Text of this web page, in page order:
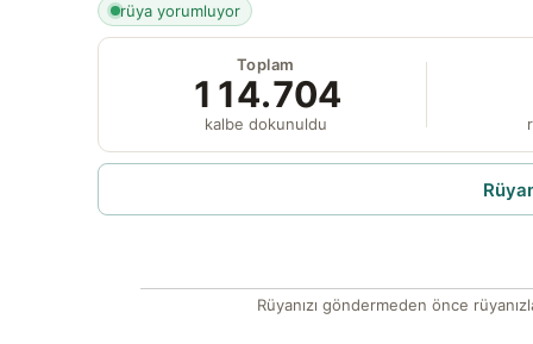
rüya yorumluyor
Toplam
114.704
kalbe dokunuldu
Rüyanızı göndermeden önce